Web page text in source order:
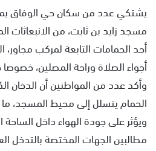
يشتكي عدد من سكان حي الوفاق
مسجد زايد بن ثابت، من الانبعاثات
أحد الحمامات التابعة لمركب مجاور،
أجواء الصلاة وراحة المصلين،
وأكد عدد من المواطنين أن الدخان
الحمام يتسلل إلى محيط المسجد،
ويؤثر على جودة الهواء داخل الساحة
مطالبين الجهات المختصة بالتدخل